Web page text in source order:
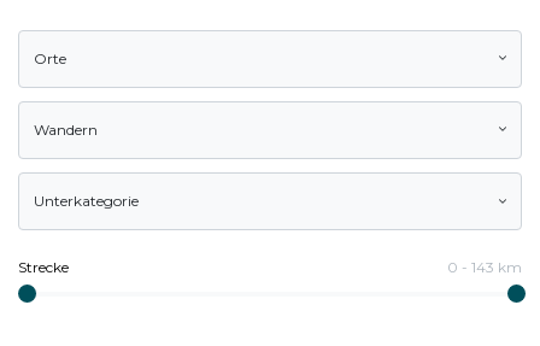
Orte
Wandern
Unterkategorie
Strecke 0 - 143 km